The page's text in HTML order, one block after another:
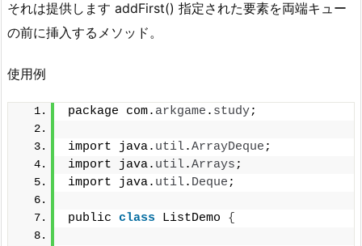
それは提供します addFirst() 指定された要素を両端キュー
の前に挿入するメソッド。
使用例
package com. arkgame . study;
import java. util.ArrayDeque ;
import java. util.Arrays ;
import java. util. Deque ;
public class ListDemo {